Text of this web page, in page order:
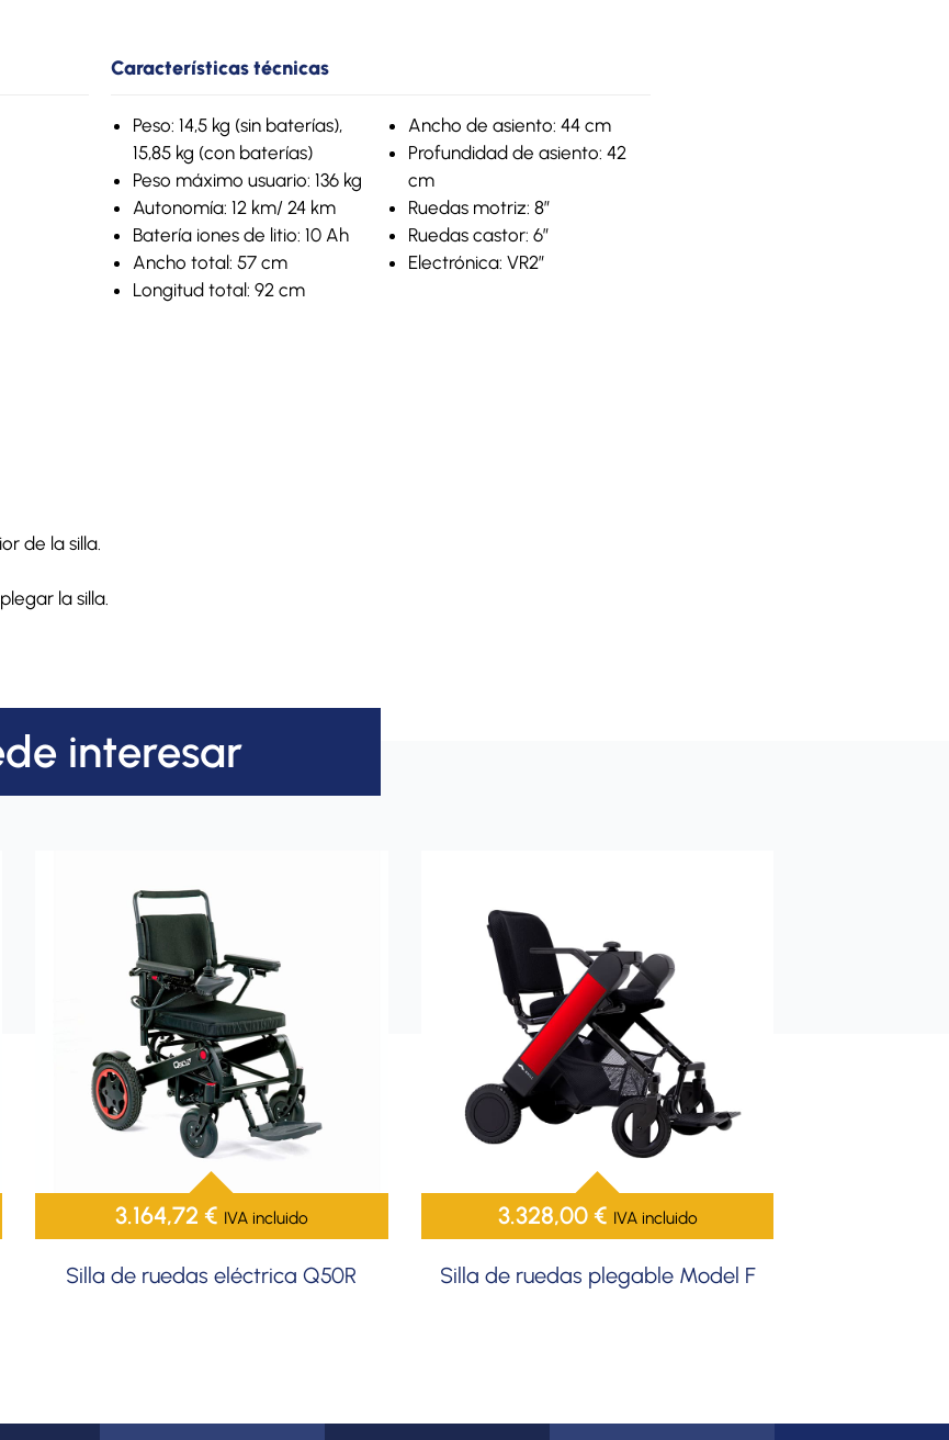
Características técnicas
Peso: 14,5 kg (sin baterías),
15,85 kg (con baterías)
Peso máximo usuario: 136 kg
Autonomía: 12 km/ 24 km
Batería iones de litio: 10 Ah
Ancho total: 57 cm
Longitud total: 92 cm
Ancho de asiento: 44 cm
Profundidad de asiento: 42
cm
Ruedas motriz: 8”
Ruedas castor: 6”
Electrónica: VR2″
de la silla.
la silla.
interesar
3.164,72 € IVA incluido
Silla de ruedas eléctrica Q50R
3.328,00€ IVA incluido
Silla de ruedas plegable Model F